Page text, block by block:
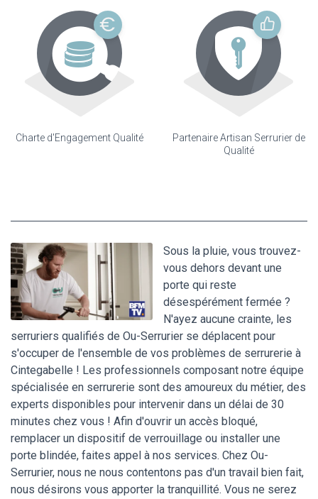
Charte d'Engagement Qualité
Partenaire Artisan Serrurier de
Qualité
Sous la pluie, vous trouvez-
vous dehors devant une
porte qui reste
désespérément fermée ?
N'ayez aucune crainte, les
serruriers qualifiés de Ou-Serrurier se déplacent pour
s'occuper de l'ensemble de vos problèmes de serrurerie à
Cintegabelle ! Les professionnels composant notre équipe
spécialisée en serrurerie sont des amoureux du métier, des
experts disponibles pour intervenir dans un délai de 30
minutes chez vous ! Afin d'ouvrir un accès bloqué,
remplacer un dispositif de verrouillage ou installer une
porte blindée, faites appel à nos services. Chez Ou-
Serrurier, nous ne nous contentons pas d'un travail bien fait,
nous désirons vous apporter la tranquillité. Vous ne serez